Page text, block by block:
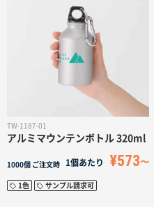
TW-1187-01
アルミマウンテンボトル 320ml
1000個 ご注文時 1個あたり ¥573
1色 サンプル請求可